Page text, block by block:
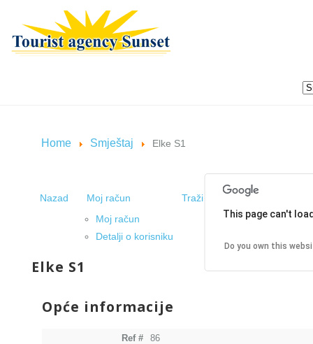
Home Smještaj Elke S1
Nazad
Moj račun
Moj račun
Detalji o korisniku
Traži
Elke S1
Opće informacije
Ref #
86
This page can't
Do you own this